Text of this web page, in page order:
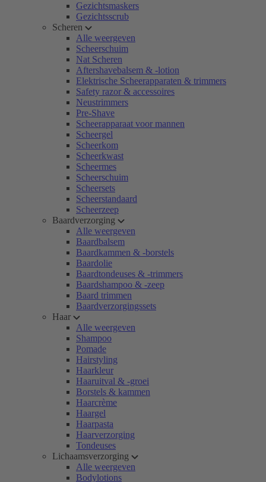
Gezichtsmaskers
Gezichtsscrub
Scheren
Alle weergeven
Scheerschuim
Nat Scheren
Aftershavebalsem & -lotion
Elektrische Scheerapparaten & trimmers
Safety razor & accessoires
Neustrimmers
Pre-Shave
Scheerapparaat voor mannen
Scheergel
Scheerkom
Scheerkwast
Scheermes
Scheerschuim
Scheersets
Scheerstandaard
Scheerzeep
Baardverzorging
Alle weergeven
Baardbalsem
Baardkammen & -borstels
Baardolie
Baardtondeuses & -trimmers
Baardshampoo & -zeep
Baard trimmen
Baardverzorgingssets
Haar
Alle weergeven
Shampoo
Pomade
Hairstyling
Haarkleur
Haaruitval & -groei
Borstels & kammen
Haarcrème
Haargel
Haarpasta
Haarverzorging
Tondeuses
Lichaamsverzorging
Alle weergeven
Bodylotions